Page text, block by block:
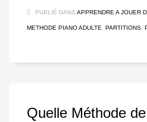
PUBLIÉ DANS APPRENDRE A JOUER
METHODE PIANO ADULTE, PARTITIONS,
Quelle Méthode